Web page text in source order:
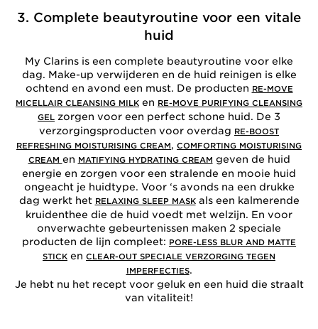
3. Complete beautyroutine voor een vitale
huid
My Clarins is een complete beautyroutine voor elke
dag. Make-up verwijderen en de huid reinigen is elke
ochtend en avond een must. De producten RE-MOVE
MICELLAIR CLEANSING MILK en RE-MOVE PURIFYING CLEANSING
GEL zorgen voor een perfect schone huid. De 3
verzorgingsproducten voor overdag RE-BOOST
REFRESHING MOISTURISING CREAM, COMFORTING MOISTURISING
CREAM en MATIFYING HYDRATING CREAM geven de huid
energie en zorgen voor een stralende en mooie huid
ongeacht je huidtype. Voor ‘s avonds na een drukke
dag werkt het RELAXING SLEEP MASKals een kalmerende
kruidenthee die de huid voedt met welzijn. En voor
onverwachte gebeurtenissen maken 2 speciale
producten de lijn compleet: PORE-LESS BLUR AND MATTE
STICK en CLEAR-OUT SPECIALE VERZORGING TEGEN
IMPERFECTIES.
Je hebt nu het recept voor geluk en een huid die straalt
van vitaliteit!